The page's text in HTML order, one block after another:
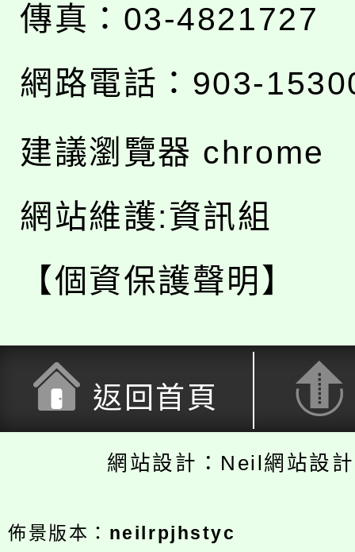
傳真：03-4821727
網路電話：903-
建議瀏覽器 chrome
網站維護:資訊組
【個資保護聲明】
返回首頁
網站設計：Neil網站設
佈景版本： neilrpjhstyc